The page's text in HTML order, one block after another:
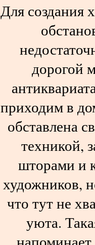
Для создания
дорогой
приходим в
обставлена
техникой,
шторами и
художников,
что тут не
уюта.